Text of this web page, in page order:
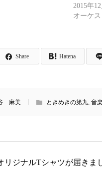
2015年
オーケス
Share Hatena
麻美 ときめきの第九, 音
リジナルTシャツが届きま